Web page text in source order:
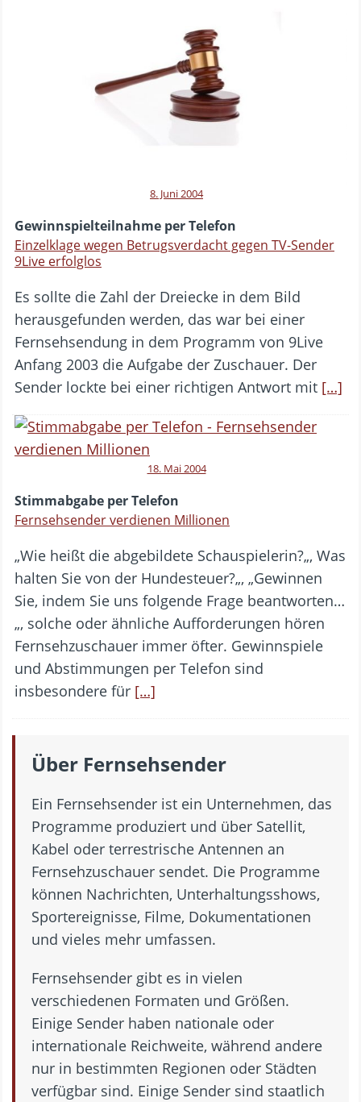
8. Juni 2004
Gewinnspielteilnahme per Telefon
Einzelklage wegen Betrugsverdacht gegen TV-Sender
9Live erfolglos
Es sollte die Zahl der Dreiecke in dem Bild
herausgefunden werden, das war bei einer
Fernsehsendung in dem Programm von 9Live
Anfang 2003 die Aufgabe der Zuschauer. Der
Sender lockte bei einer richtigen Antwort mit […]
18. Mai 2004
Stimmabgabe per Telefon
Fernsehsender verdienen Millionen
„Wie heißt die abgebildete Schauspielerin?„, Was
halten Sie von der Hundesteuer?„, „Gewinnen
Sie, indem Sie uns folgende Frage beantworten…
„, solche oder ähnliche Aufforderungen hören
Fernsehzuschauer immer öfter. Gewinnspiele
und Abstimmungen per Telefon sind
insbesondere für […]
Über Fernsehsender
Ein Fernsehsender ist ein Unternehmen, das
Programme produziert und über Satellit,
Kabel oder terrestrische Antennen an
Fernsehzuschauer sendet. Die Programme
können Nachrichten, Unterhaltungsshows,
Sportereignisse, Filme, Dokumentationen
und vieles mehr umfassen.
Fernsehsender gibt es in vielen
verschiedenen Formaten und Größen.
Einige Sender haben nationale oder
internationale Reichweite, während andere
nur in bestimmten Regionen oder Städten
verfügbar sind. Einige Sender sind staatlich